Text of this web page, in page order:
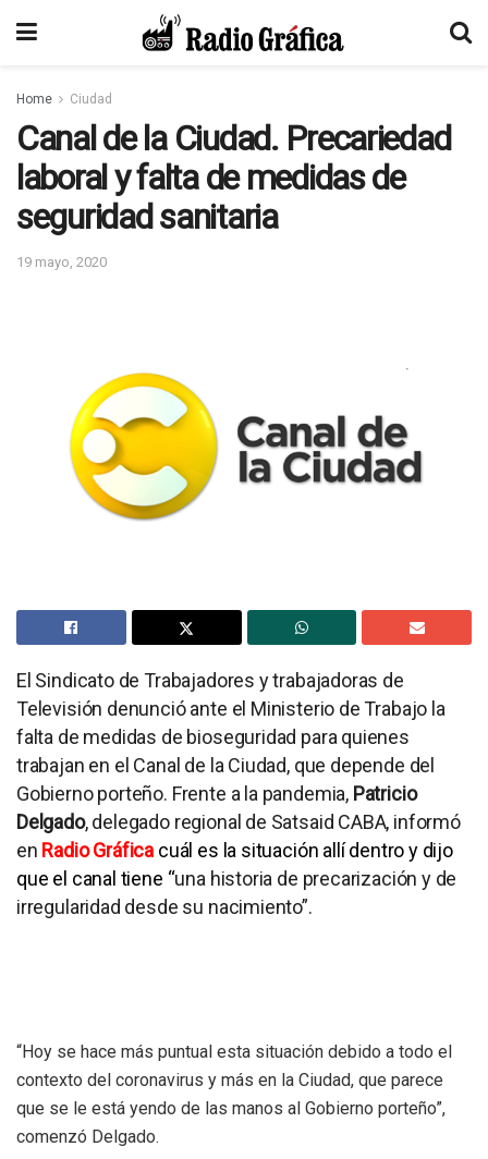
Home Ciudad
Canal de la Ciudad. Precariedad
laboral y falta de medidas de
seguridad sanitaria
19 mayo, 2020
El Sindicato de Trabajadores y trabajadoras de
Televisión denunció ante el Ministerio de Trabajo la
falta de medidas de bioseguridad para quienes
trabajan en el Canal de la Ciudad, que depende del
Gobierno porteño. Frente a la pandemia, Patricio
Delgado, delegado regional de Satsaid CABA, informó
en Radio Gráfica cuál es la situación allí dentro y dijo
que el canal tiene “una historia de precarización y de
irregularidad desde su nacimiento”.
“Hoy se hace más puntual esta situación debido a todo el
contexto del coronavirus y más en la Ciudad, que parece
que se le está yendo de las manos al Gobierno porteño”,
comenzó Delgado.